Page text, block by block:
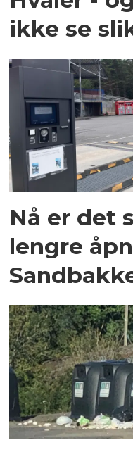
ikke se
Nå er det
lengre